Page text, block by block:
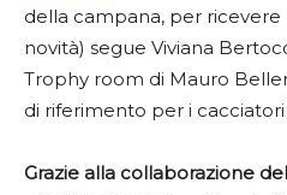
della campana, per ricevere
novità) segue Viviana
Trophy room di Mauro
di riferimento per i cacciatori
Grazie alla collaborazione